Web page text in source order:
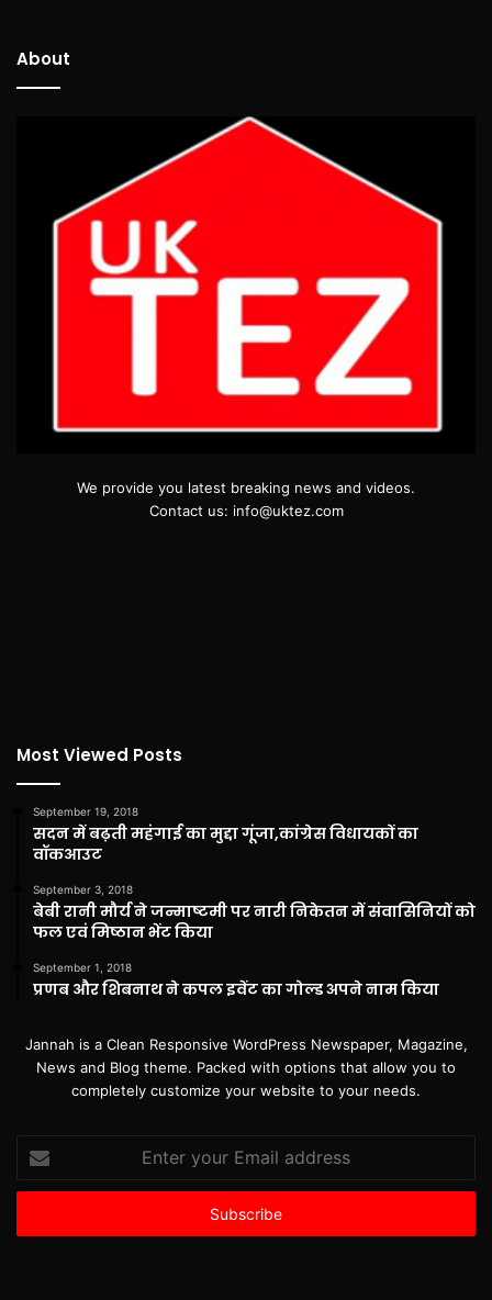
About
We provide you latest breaking news and videos.
Contact us: info@uktez.com
Most Viewed Posts
September 19, 2018
सदन में बढ़ती महंगाई का मुद्दा गूंजा,कांग्रेस विधायकों का
वॉकआउट
September 3, 2018
बेबी रानी मौर्य ने जन्माष्टमी पर नारी निकेतन में संवासिनियों को
फल एवं मिष्ठान भेंट किया
September 1, 2018
प्रणब और शिबनाथ ने कपल इवेंट का गोल्ड अपने नाम किया
Jannah is a Clean Responsive WordPress Newspaper, Magazine,
News and Blog theme. Packed with options that allow you to
completely customize your website to your needs.
your
Email